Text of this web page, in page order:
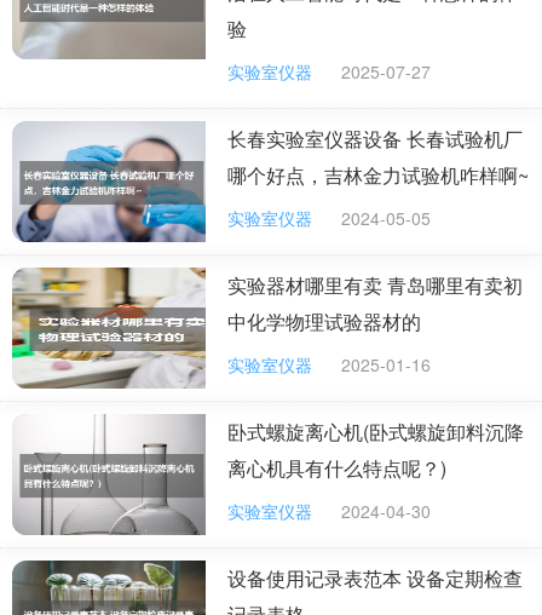
验
实验室仪器 2025-07-27
长春实验室仪器设备 长春试验机厂
哪个好点，吉林金力试验机咋样啊~
实验室仪器 2024-05-05
实验器材哪里有卖 青岛哪里有卖初
中化学物理试验器材的
实验室仪器 2025-01-16
卧式螺旋离心机(卧式螺旋卸料沉降
离心机具有什么特点呢？)
实验室仪器 2024-04-30
设备使用记录表范本 设备定期检查